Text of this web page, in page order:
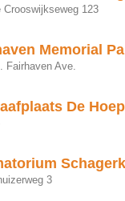
Crooswijkseweg 123
Memorial
Fairhaven Ave.
De Hoep
3